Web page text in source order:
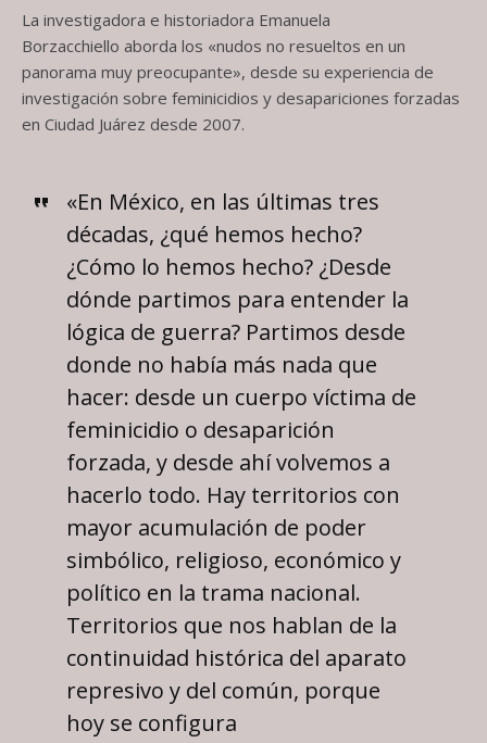
La investigadora e historiadora Emanuela
Borzacchiello aborda los «nudos no resueltos en un
panorama muy preocupante», desde su experiencia de
investigación sobre feminicidios y desapariciones forzadas
en Ciudad Juárez desde 2007.
«En México, en las últimas tres
décadas, ¿qué hemos hecho?
¿Cómo lo hemos hecho? ¿Desde
dónde partimos para entender la
lógica de guerra? Partimos desde
donde no había más nada que
hacer: desde un cuerpo víctima de
feminicidio o desaparición
forzada, y desde ahí volvemos a
hacerlo todo. Hay territorios con
mayor acumulación de poder
simbólico, religioso, económico y
político en la trama nacional.
Territorios que nos hablan de la
continuidad histórica del aparato
represivo y del común, porque
hoy se configura